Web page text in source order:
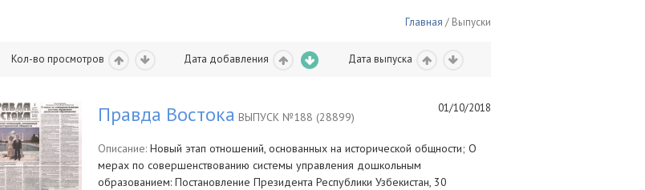
Главная / Выпуски
Кол-во просмотров Дата добавления Дата выпуска
01/10/2018
Правда Востока ВЫПУСК №188 (28899)
Описание: Новый этап отношений, основанных на исторической общности; О
мерах по совершенствованию системы управления дошкольным
образованием: Постановление Президента Республики Узбекистан, 30